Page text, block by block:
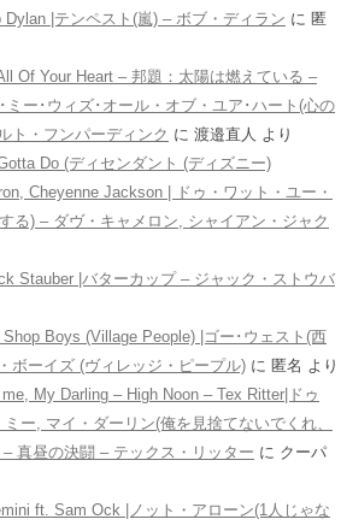
Dylan |テンペスト(嵐) – ボブ・ディラン に 匿
Of Your Heart – 邦題：太陽は燃えている –
ミー･ウィズ･オール・オブ・ユア･ハート(心の
ト・フンパーディンク に 渡邉直人 より
Do (ディセンダント (ディズニー)
Cheyenne Jackson | ドゥ・ワット・ユー・
る) – ダヴ・キャメロン, シャイアン・ジャク
Stauber |バターカップ – ジャック・ストウバ
Shop Boys (Village People) |ゴー･ウェスト(西
ボーイズ (ヴィレッジ・ピープル) に 匿名 より
My Darling – High Noon – Tex Ritter|ドゥ
ー, マイ・ダーリン(俺を見捨てないでくれ、
真昼の決闘 – テックス・リッター に クーパ
ft. Sam Ock |ノット・アローン(1人じゃな